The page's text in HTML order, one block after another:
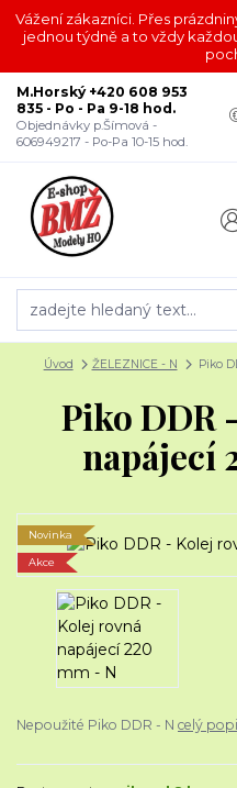
Vážení zákazníci. Přes
jednou týdně a to vždy
M.Horský +420 608 953
835 - Po - Pa 9-18 hod.
Objednávky p.Šímová -
606949217 - Po-Pa 10-15 hod.
Úvod ŽELEZNICE - N Piko
Piko DDR
napájecí
Novinka
Akce
Nepoužité Piko DDR - N celý